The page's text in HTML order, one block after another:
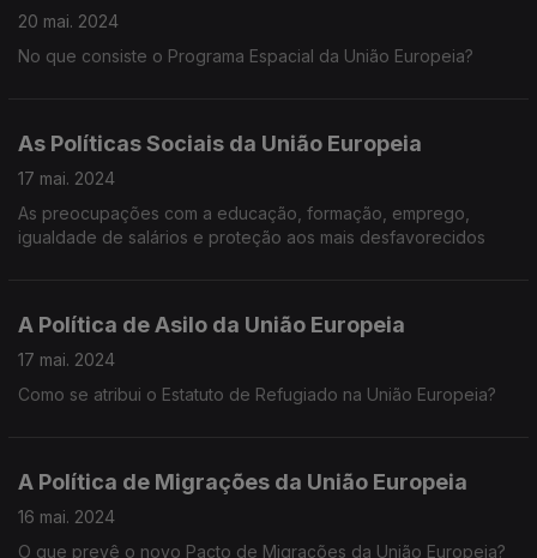
20 mai. 2024
No que consiste o Programa Espacial da União Europeia?
As Políticas Sociais da União Europeia
17 mai. 2024
As preocupações com a educação, formação, emprego,
igualdade de salários e proteção aos mais desfavorecidos
A Política de Asilo da União Europeia
17 mai. 2024
Como se atribui o Estatuto de Refugiado na União Europeia?
A Política de Migrações da União Europeia
16 mai. 2024
O que prevê o novo Pacto de Migrações da União Europeia?